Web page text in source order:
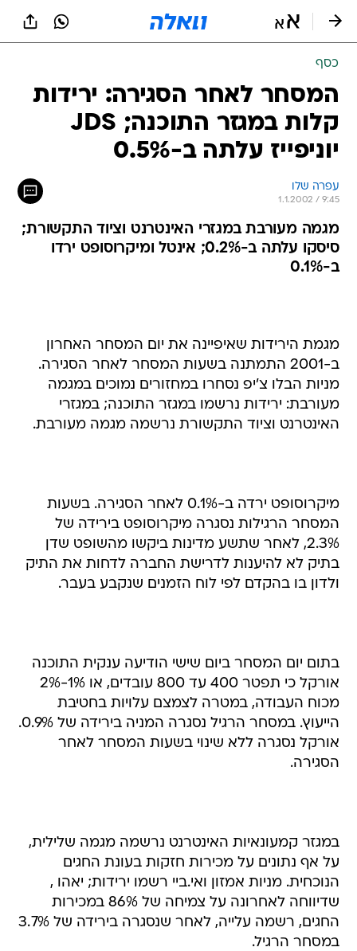
כסף
המסחר לאחר הסגירה: ירידות
קלות במגזר התוכנה; JDS
יוניפייז עלתה ב-0.5%
עפרה שלו
1.1.2002 / 9:45
מגמה מעורבת במגזרי האינטרנט וציוד התקשורת;
סיסקו עלתה ב-0.2%; אינטל ומיקרוסופט ירדו
ב-0.1%
מגמת הירידות שאיפיינה את יום המסחר האחרון
ב-2001 התמתנה בשעות המסחר לאחר הסגירה.
מניות הבלו צ'יפ נסחרו במחזורים נמוכים במגמה
מעורבת: ירידות נרשמו במגזר התוכנה; במגזרי
האינטרנט וציוד התקשורת נרשמה מגמה מעורבת.
מיקרוסופט ירדה ב-0.1% לאחר הסגירה. בשעות
המסחר הרגילות נסגרה מיקרוסופט בירידה של
2.3%, לאחר שתשע מדינות ביקשו מהשופט שדן
בתיק לא להיענות לדרישת החברה לדחות את התיק
ולדון בו בהקדם לפי לוח הזמנים שנקבע בעבר.
בתום יום המסחר ביום שישי הודיעה ענקית התוכנה
אורקל כי תפטר 400 עד 800 עובדים, או 1%-2%
מכוח העבודה, במטרה לצמצם עלויות בחטיבת
הייעוץ. במסחר הרגיל נסגרה המניה בירידה של 0.9%.
אורקל נסגרה ללא שינוי בשעות המסחר לאחר
הסגירה.
במגזר קמעונאיות האינטרנט נרשמה מגמה שלילית,
על אף נתונים על מכירות חזקות בעונת החגים
הנוכחית. מניות אמזון ואי.ביי רשמו ירידות; יאהו ,
שדיווחה לאחרונה על צמיחה של 86% במכירות
החגים, רשמה עלייה, לאחר שנסגרה בירידה של 3.7%
במסחר הרגיל.